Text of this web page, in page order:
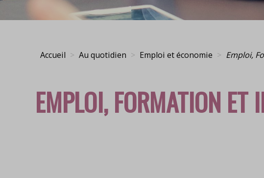
Accueil Au quotidien Emploi et économie Emploi,
EMPLOI, FORMATION ET